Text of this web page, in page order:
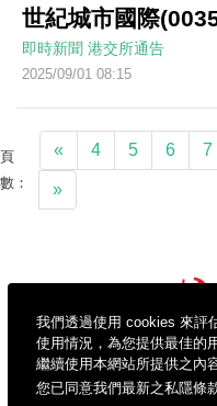
我們透過使用 cookies 來評
使用情況，為您提供最佳的
繼續使用本網站所提供之內
您已同意我們最新之私隱條
世紀城市國際
即時新聞 港交所通告
2025/09/01 08:15
頁
數：
« 4 5 6 7
»
信報財經新聞有
Copyright © 2026 Hong